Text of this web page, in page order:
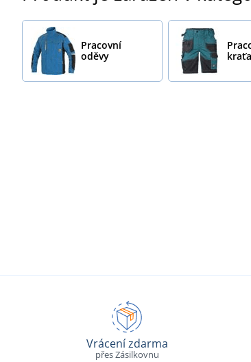
Pracovní
oděvy
Vrácení zdarma
přes Zásilkovnu